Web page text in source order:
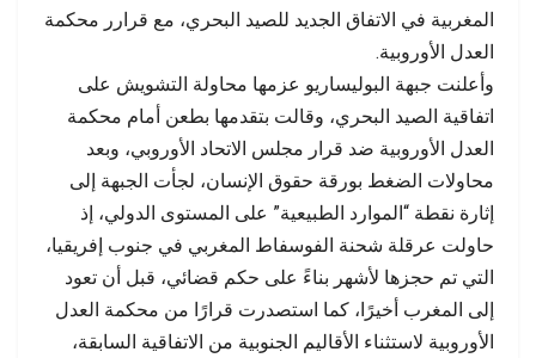
المغربية في الاتفاق الجديد للصيد البحري، مع قرارر محكمة
العدل الأوروبية.
وأعلنت جبهة البوليساريو عزمها محاولة التشويش على
اتفاقية الصيد البحري، وقالت بتقدمها بطعن أمام محكمة
العدل الأوروبية ضد قرار مجلس الاتحاد الأوروبي، وبعد
محاولات الضغط بورقة حقوق الإنسان، لجأت الجبهة إلى
إثارة نقطة “الموارد الطبيعية” على المستوى الدولي، إذ
حاولت عرقلة شحنة الفوسفاط المغربي في جنوب إفريقيا،
التي تم حجزها لأشهر بناءً على حكم قضائي، قبل أن تعود
إلى المغرب أخيرًا، كما استصدرت قرارًا من محكمة العدل
الأوروبية لاستثناء الأقاليم الجنوبية من الاتفاقية السابقة،